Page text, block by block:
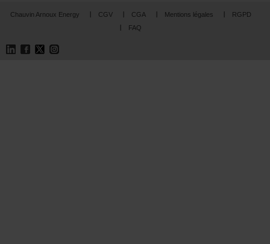
Chauvin Arnoux Energy CGV CGA Mentions légales
RGPD
FAQ